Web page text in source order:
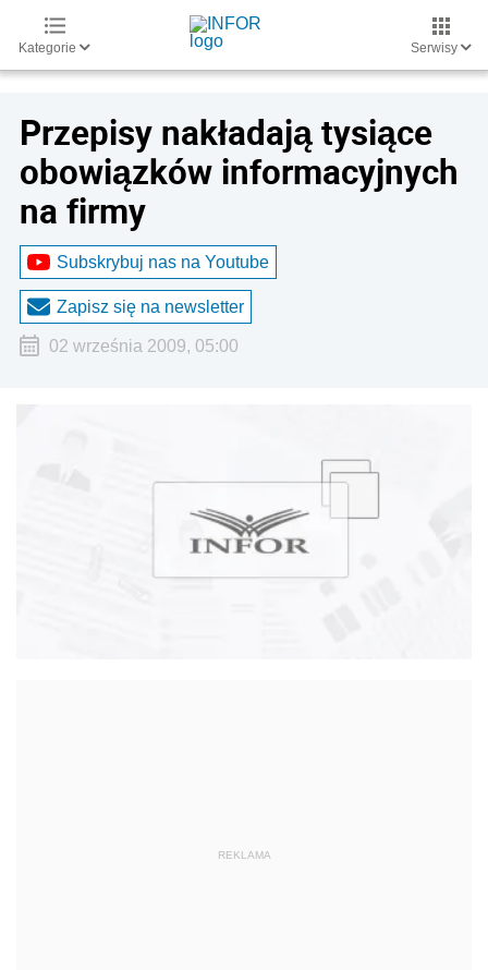
Kategorie Serwisy
Przepisy nakładają tysiące
obowiązków informacyjnych
na firmy
Subskrybuj nas na Youtube
Zapisz się na newsletter
02 września 2009, 05:00